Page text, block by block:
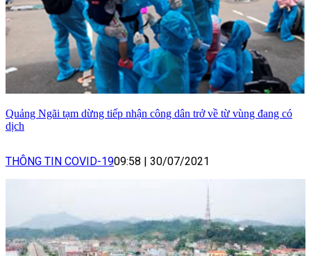
Quảng Ngãi tạm dừng tiếp nhận công dân trở về từ vùng đang có
dịch
THÔNG TIN COVID-1909:58 30/07/2021